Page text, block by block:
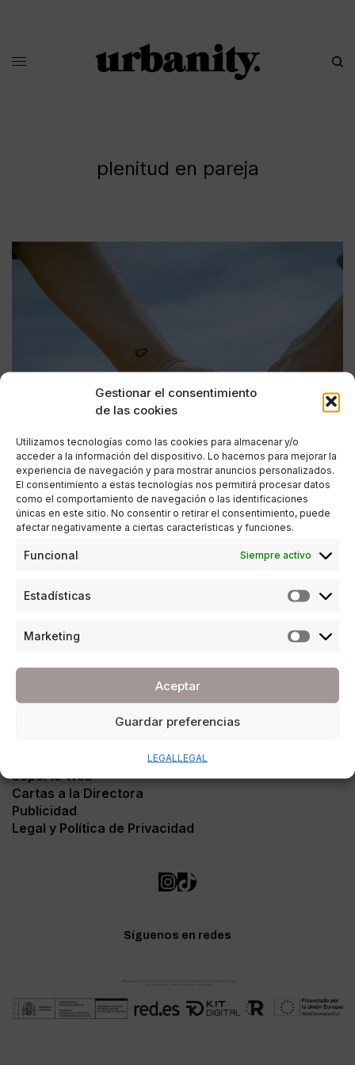
Gestionar el consentimiento
de las cookies
Utilizamos tecnologías como las cookies para almacenar y/o
acceder a la información del dispositivo. Lo hacemos para mejorar la
experiencia de navegación y para mostrar anuncios personalizados.
El consentimiento a estas tecnologías nos permitirá procesar datos
como el comportamiento de navegación o las identificaciones
únicas en este sitio. No consentir o retirar el consentimiento, puede
afectar negativamente a ciertas características y funciones.
Funcional Siempre activo
Estadísticas
Marketing
Aceptar
Guardar preferencias
LEGAL LEGAL
plenitud en pareja
psicólogo Juande Serrano
20/04/2026
5 MINUTOS DE LECTURA
Soporte Web
Cartas a la Directora
Publicidad
Legal y Política de Privacidad
Síguenos en redes